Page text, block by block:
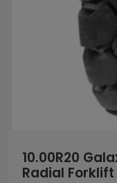
10.00R20
Radial